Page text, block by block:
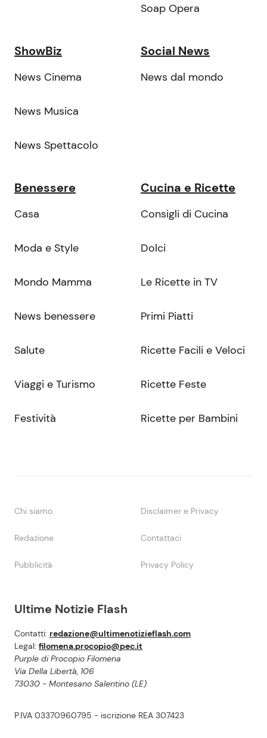
Ultime Notizie Flash
Contatti: redazione@ultimenotizieflash.com
Legal: filomena.procopio@pec.it
Purple di Procopio Filomena
Via Della Libertà, 106
73030 - Montesano Salentino (LE)
P.IVA 03370960795 - iscrizione REA 307423
Soap Opera
ShowBiz
News Cinema
News Musica
News Spettacolo
Social News
News dal mondo
Benessere
Casa
Moda e Style
Mondo Mamma
News benessere
Salute
Viaggi e Turismo
Festività
Cucina e Ricette
Consigli di Cucina
Dolci
Le Ricette in TV
Primi Piatti
Ricette Facili e Veloci
Ricette Feste
Ricette per Bambini
Chi siamo Disclaimer e Privacy
Redazione Contattaci
Pubblicità Privacy Policy